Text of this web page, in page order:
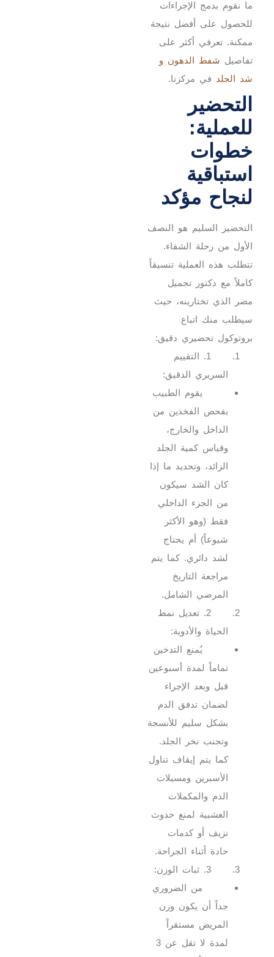
ما نقوم بدمج الإجراءات
للحصول على أفضل نتيجة
ممكنة. تعرفي أكثر على
تفاصيل شفط الدهون و
شد الجلد في مركزنا.
التحضير
للعملية:
خطوات
استباقية
لنجاح مؤكد
التحضير السليم هو النصف
الأول من رحلة الشفاء.
تتطلب هذه العملية تنسيقاً
كاملاً مع دكتور تجميل
مصر الذي تختارينه، حيث
سيطلب منك اتباع
بروتوكول تحضيري دقيق:
1. التقييم
السريري الدقيق:
يقوم الطبيب
بفحص الفخذين من
الداخل والخارج،
وقياس كمية الجلد
الزائد، وتحديد ما إذا
كان الشد سيكون
من الجزء الداخلي
فقط (وهو الأكثر
شيوعاً) أم يحتاج
لشد دائري. كما يتم
مراجعة التاريخ
المرضي الشامل.
2. تعديل نمط
الحياة والأدوية:
يُمنع التدخين
تماماً لمدة أسبوعين
قبل وبعد الإجراء
لضمان تدفق الدم
بشكل سليم للأنسجة
وتجنب نخر الجلد.
كما يتم إيقاف تناول
الأسبرين ومسيلات
الدم والمكملات
العشبية لمنع حدوث
نزيف أو كدمات
حادة أثناء الجراحة.
3. ثبات الوزن:
من الضروري
جداً أن يكون وزن
المريض مستقراً
لمدة لا تقل عن 3